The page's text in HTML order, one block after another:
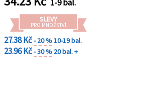
1-9 bal.
SLEVY
PRO MNOŽSTVÍ
27.38 Kč- 20 %10-19 bal.
23.96 Kč- 30 % 20 bal. +